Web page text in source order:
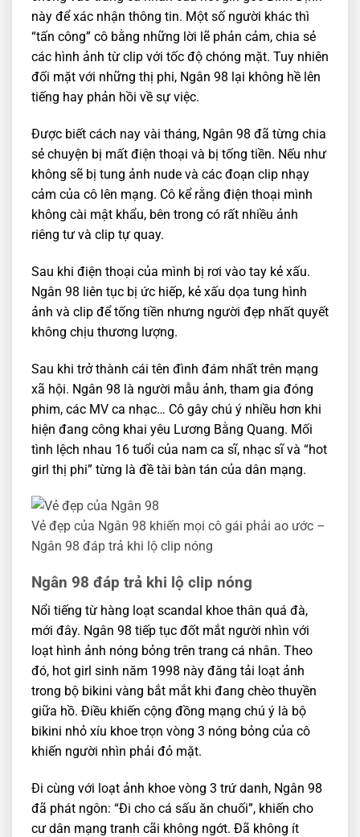
này để xác nhận thông tin. Một số người khác thì
“tấn công” cô bằng những lời lẽ phản cảm, chia sẻ
các hình ảnh từ clip với tốc độ chóng mặt. Tuy nhiên
đối mặt với những thị phi, Ngân 98 lại không hề lên
tiếng hay phản hồi về sự việc.
Được biết cách nay vài tháng, Ngân 98 đã từng chia
sẻ chuyện bị mất điện thoại và bị tống tiền. Nếu như
không sẽ bị tung ảnh nude và các đoạn clip nhạy
cảm của cô lên mạng. Cô kể rằng điện thoại mình
không cài mật khẩu, bên trong có rất nhiều ảnh
riêng tư và clip tự quay.
Sau khi điện thoại của mình bị rơi vào tay kẻ xấu.
Ngân 98 liên tục bị ức hiếp, kẻ xấu dọa tung hình
ảnh và clip để tống tiền nhưng người đẹp nhất quyết
không chịu thương lượng.
Sau khi trở thành cái tên đình đám nhất trên mạng
xã hội. Ngân 98 là người mẫu ảnh, tham gia đóng
phim, các MV ca nhạc… Cô gây chú ý nhiều hơn khi
hiện đang công khai yêu Lương Bằng Quang. Mối
tình lệch nhau 16 tuổi của nam ca sĩ, nhạc sĩ và “hot
girl thị phi” từng là đề tài bàn tán của dân mạng.
Vẻ đẹp của Ngân 98 khiến mọi cô gái phải ao ước –
Ngân 98 đáp trả khi lộ clip nóng
Ngân 98 đáp trả khi lộ clip nóng
Nổi tiếng từ hàng loạt scandal khoe thân quá đà,
mới đây. Ngân 98 tiếp tục đốt mắt người nhìn với
loạt hình ảnh nóng bỏng trên trang cá nhân. Theo
đó, hot girl sinh năm 1998 này đăng tải loạt ảnh
trong bộ bikini vàng bắt mắt khi đang chèo thuyền
giữa hồ. Điều khiến cộng đồng mạng chú ý là bộ
bikini nhỏ xíu khoe trọn vòng 3 nóng bỏng của cô
khiến người nhìn phải đỏ mặt.
Đi cùng với loạt ảnh khoe vòng 3 trứ danh, Ngân 98
đã phát ngôn: “Đi cho cá sấu ăn chuối”, khiến cho
cư dân mạng tranh cãi không ngớt. Đã không ít